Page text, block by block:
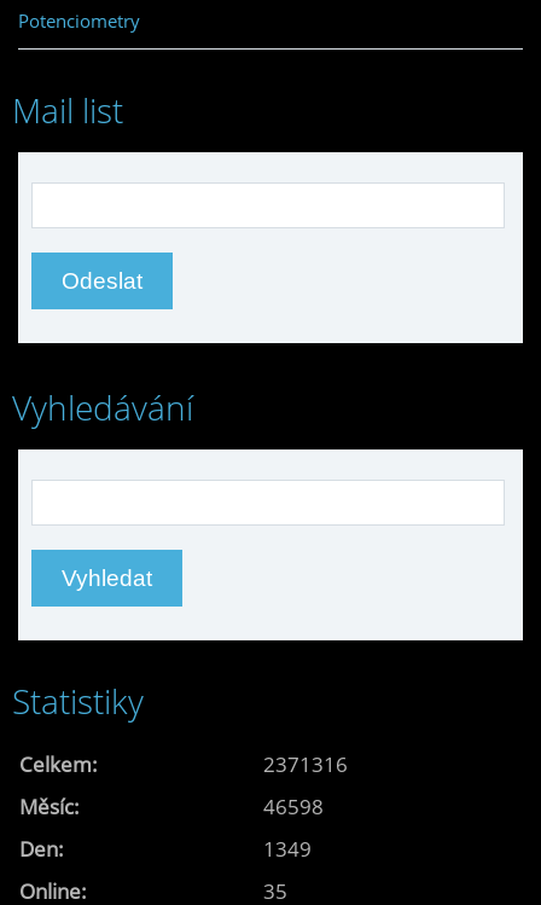
Potenciometry
Mail list
Vyhledávání
Statistiky
Online: 35
Celkem:
2371316
Měsíc:
46598
Den:
1349